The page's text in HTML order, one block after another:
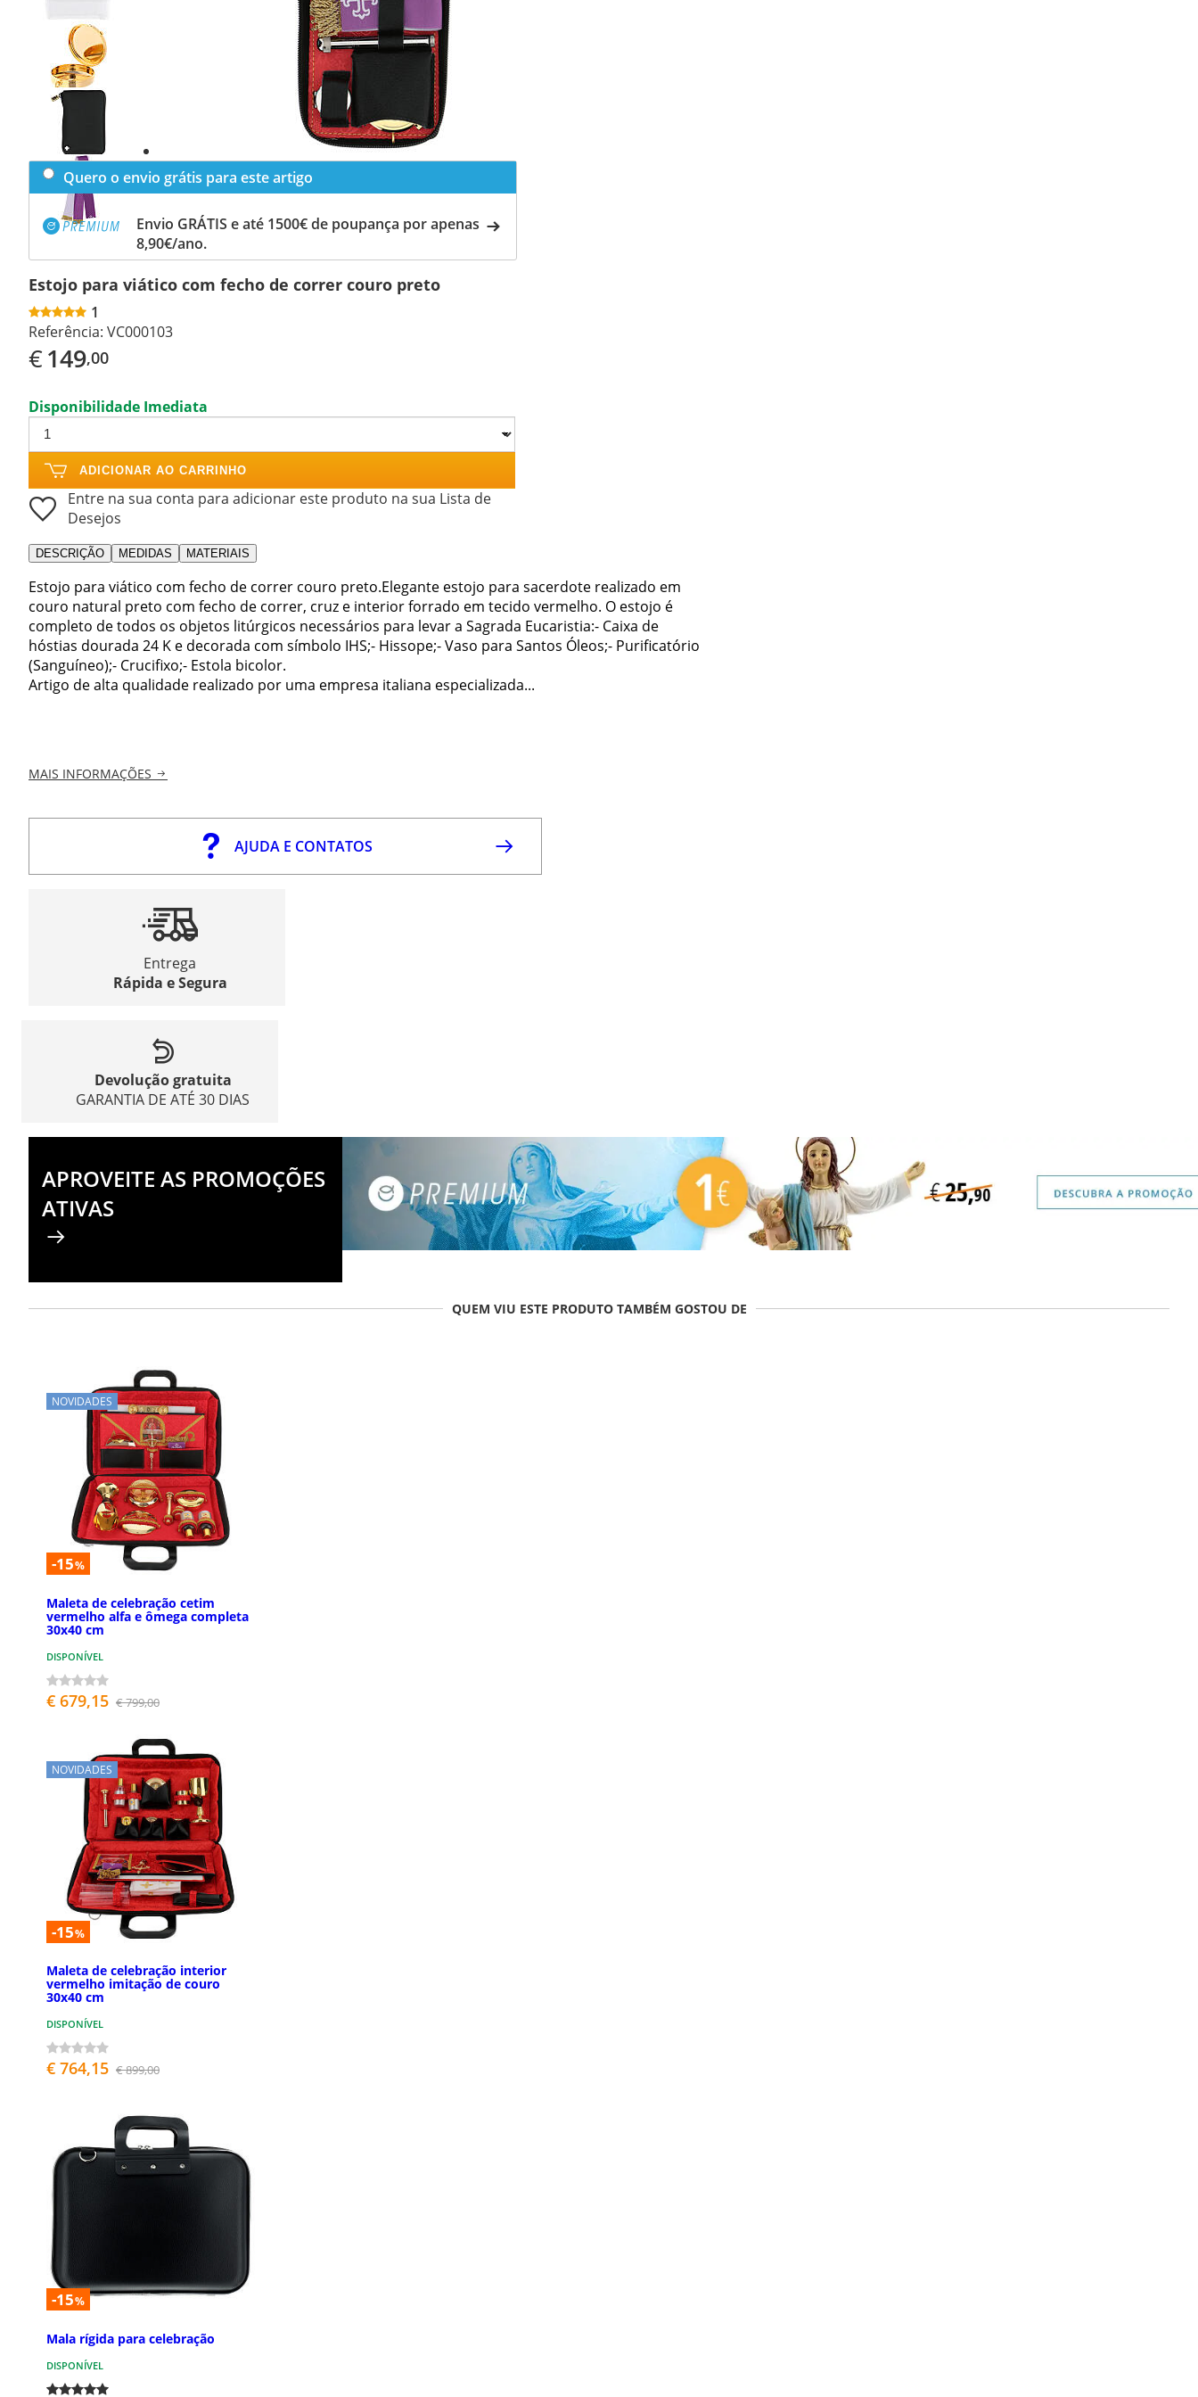
Previous
slide
Quero o envio grátis para este artigo
Envio GRÁTIS e até 1500€ de poupança por apenas
8,90€/ano.
Estojo para viático com fecho de correr couro preto
1
Referência: VC000103
€149,00
Disponibilidade Imediata
ADICIONAR AO CARRINHO
Entre na sua conta para adicionar este produto na sua Lista de
Desejos
DESCRIÇÃO MEDIDAS MATERIAIS
Estojo para viático com fecho de correr couro preto.Elegante estojo para sacerdote realizado em
couro natural preto com fecho de correr, cruz e interior forrado em tecido vermelho. O estojo é
completo de todos os objetos litúrgicos necessários para levar a Sagrada Eucaristia:- Caixa de
hóstias dourada 24 K e decorada com símbolo IHS;- Hissope;- Vaso para Santos Óleos;- Purificatório
(Sanguíneo);- Crucifixo;- Estola bicolor.
Artigo de alta qualidade realizado por uma empresa italiana especializada...
MAIS INFORMAÇÕES
AJUDA E CONTATOS
Entrega
Rápida e Segura
Devolução gratuita
GARANTIA DE ATÉ 30 DIAS
APROVEITE AS PROMOÇÕES
ATIVAS
QUEM VIU ESTE PRODUTO TAMBÉM GOSTOU DE
NOVIDADES
-15%
Maleta de celebração cetim
vermelho alfa e ômega completa
30x40 cm
DISPONÍVEL
€ 679,15 € 799,00
NOVIDADES
-15%
Maleta de celebração interior
vermelho imitação de couro
30x40 cm
DISPONÍVEL
€ 764,15 € 899,00
-15%
Mala rígida para celebração
DISPONÍVEL